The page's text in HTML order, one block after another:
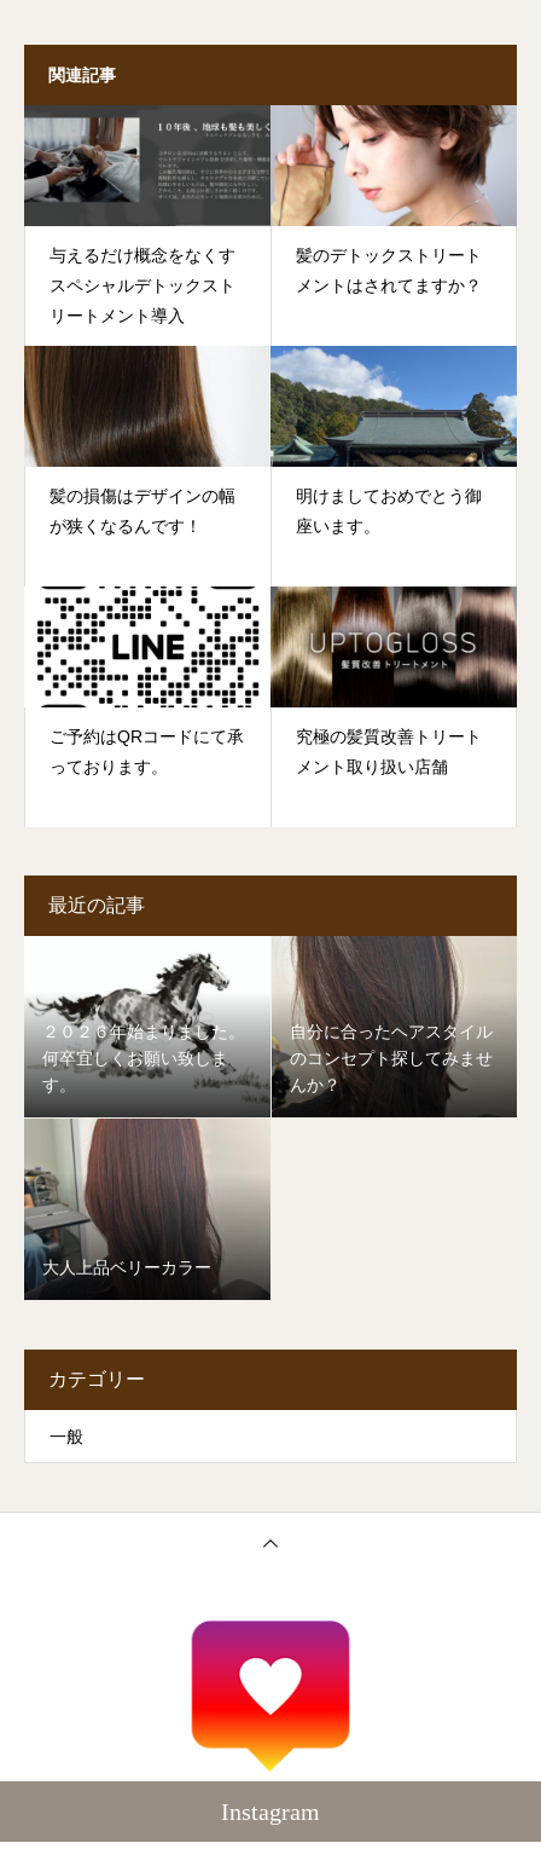
関連記事
与えるだけ概念をなくす
スペシャルデトックスト
リートメント導入
髪のデトックストリート
メントはされてますか？
髪の損傷はデザインの幅
が狭くなるんです！
明けましておめでとう御
座います。
ご予約はQRコードにて承
っております。
究極の髪質改善トリート
メント取り扱い店舗
最近の記事
２０２６年始まりました。
何卒宜しくお願い致しま
す。
自分に合ったヘアスタイル
のコンセプト探してみませ
んか？
大人上品ベリーカラー
カテゴリー
一般
Instagram